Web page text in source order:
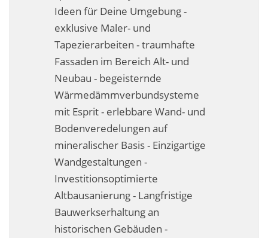
Fugenlos
Kalkkind-Fachbetrieb – Sumpfkalk-Oberflächen
Malerarbeiten
Rostoptik
Tapezierarbeiten
Wandbegrünungen
Wärmedämmung / WDVS
Service ›
Entspannter Urlaubsservice
Ideen für Deine Umgebung -
exklusive Maler- und
Tapezierarbeiten - traumhafte
Fassaden im Bereich Alt- und
Neubau - begeisternde
Wärmedämmverbundsysteme
mit Esprit - erlebbare Wand- und
Bodenveredelungen auf
mineralischer Basis - Einzigartige
Wandgestaltungen -
Investitionsoptimierte
Altbausanierung - Langfristige
Bauwerkserhaltung an
historischen Gebäuden -